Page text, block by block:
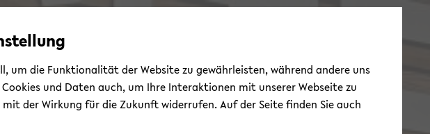
um die Funktionalität der Website zu gewährleisten, während andere uns
und Daten auch, um Ihre Interaktionen mit unserer Webseite zu
mit der Wirkung für die Zukunft widerrufen. Auf der Seite finden Sie auch